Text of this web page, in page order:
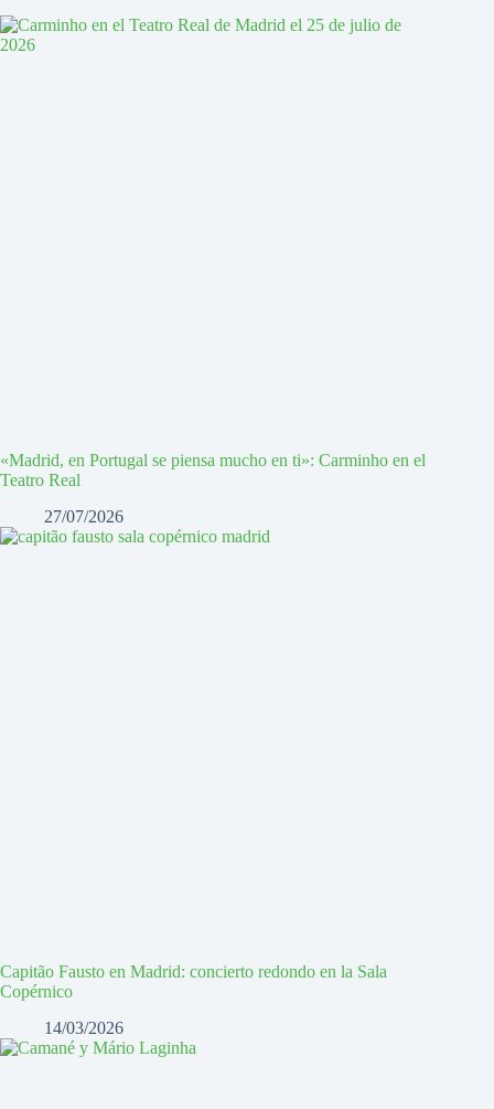
«Madrid, en Portugal se piensa mucho en ti»: Carminho en el
Teatro Real
27/07/2026
Capitão Fausto en Madrid: concierto redondo en la Sala
Copérnico
14/03/2026